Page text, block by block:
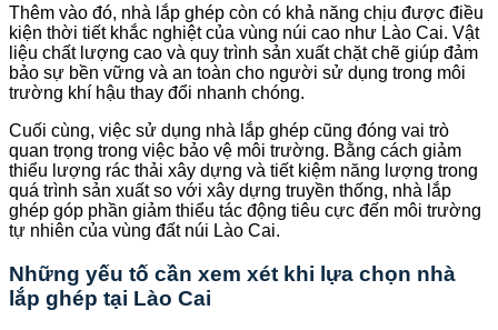
Thêm vào đó, nhà lắp ghép còn có khả năng chịu được điều
kiện thời tiết khắc nghiệt của vùng núi cao như Lào Cai. Vật
liệu chất lượng cao và quy trình sản xuất chặt chẽ giúp đảm
bảo sự bền vững và an toàn cho người sử dụng trong môi
trường khí hậu thay đổi nhanh chóng.
Cuối cùng, việc sử dụng nhà lắp ghép cũng đóng vai trò
quan trọng trong việc bảo vệ môi trường. Bằng cách giảm
thiểu lượng rác thải xây dựng và tiết kiệm năng lượng trong
quá trình sản xuất so với xây dựng truyền thống, nhà lắp
ghép góp phần giảm thiểu tác động tiêu cực đến môi trường
tự nhiên của vùng đất núi Lào Cai.
Những yếu tố cần xem xét khi lựa chọn nhà
lắp ghép tại Lào Cai